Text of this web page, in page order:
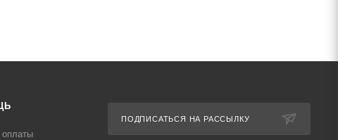
оплаты
ПОДПИСАТЬСЯ НА РАССЫЛКУ